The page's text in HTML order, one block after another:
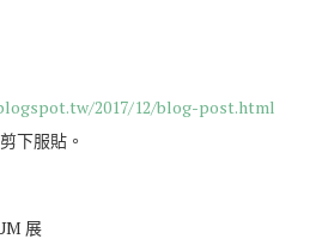
2017/12/blog-post.html
下服貼。
展